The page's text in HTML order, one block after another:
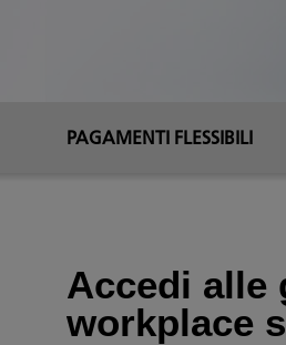
PAGAMENTI FLESSIBILI
Accedi alle
workplace